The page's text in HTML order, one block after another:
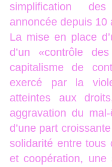
simplification
annoncée depuis 10
La mise en place
d’un «contrôle
capitalisme de
exercé par la
atteintes aux
aggravation du
d’une part
solidarité entre tous
et coopération,